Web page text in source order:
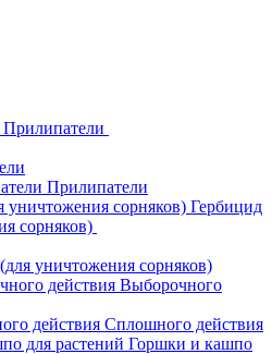
Прилипатели
Прилипатели
Гербицид
сорняков)
уничтожения сорняков)
Выборочного
Сплошного действия
Горшки и кашпо